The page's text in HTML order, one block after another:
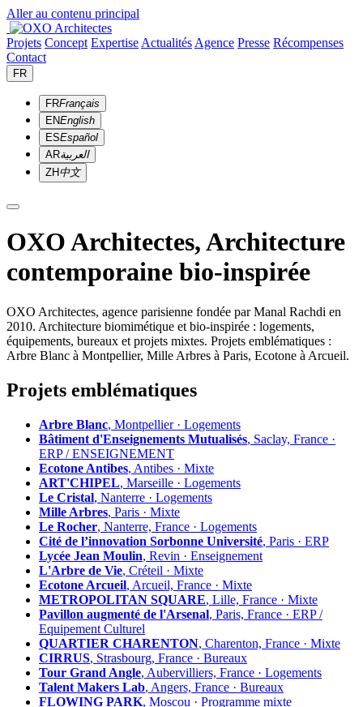
Aller au contenu principal
Projets Concept Expertise Actualités Agence Presse Récompenses
Contact
FR
FRFrançais
ENEnglish
ESEspañol
ARالعربية
ZH中文
OXO Architectes, Architecture
contemporaine bio-inspirée
OXO Architectes, agence parisienne fondée par Manal Rachdi en
2010. Architecture biomimétique et bio-inspirée : logements,
équipements, bureaux et projets mixtes. Projets emblématiques :
Arbre Blanc à Montpellier, Mille Arbres à Paris, Ecotone à Arcueil.
Projets emblématiques
Arbre Blanc, Montpellier · Logements
Bâtiment d'Enseignements Mutualisés, Saclay, France ·
ERP / ENSEIGNEMENT
Ecotone Antibes, Antibes · Mixte
ART'CHIPEL, Marseille · Logements
Le Cristal, Nanterre · Logements
Mille Arbres, Paris · Mixte
Le Rocher, Nanterre, France · Logements
Cité de l’innovation Sorbonne Université, Paris · ERP
Lycée Jean Moulin, Revin · Enseignement
L'Arbre de Vie, Créteil · Mixte
Ecotone Arcueil, Arcueil, France · Mixte
METROPOLITAN SQUARE, Lille, France · Mixte
Pavillon augmenté de l'Arsenal, Paris, France · ERP /
Equipement Culturel
QUARTIER CHARENTON, Charenton, France · Mixte
CIRRUS, Strasbourg, France · Bureaux
Tour Grand Angle, Aubervilliers, France · Logements
Talent Makers Lab, Angers, France · Bureaux
FLOWING PARK, Moscou · Programme mixte